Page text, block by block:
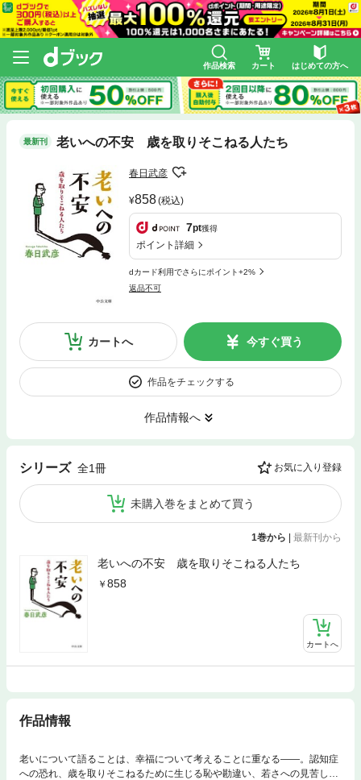
作品検索 カート はじめての方へ
最新刊 老いへの不安 歳を取りそこねる人たち
春日武彦
858(税込)
7pt獲得
ポイント詳細
dカード利用でさらにポイント+2%
返品不可
カートへ 今すぐ買う
作品をチェックする
作品情報へ
シリーズ 全1冊 お気に入り登録
未購入巻をまとめて買う
1巻から | 最新刊から
老いへの不安 歳を取りそこねる人たち
858
カートへ
作品情報
老いについて語ることは、幸福について考えることに重なる――。認知症
への恐れ、歳を取りそこねるために生じる恥や勘違い、若さへの見苦しい